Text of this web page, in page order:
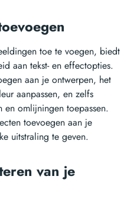
toe te voegen, biedt
aan tekst- en effectopties.
aan je ontwerpen, het
aanpassen, en zelfs
en omlijningen toepassen.
toevoegen aan je
uitstraling te geven.
van je